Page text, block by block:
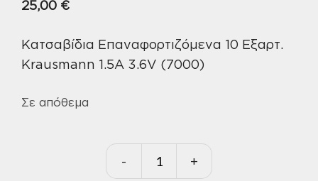
25,00 €
Κατσαβίδια Επαναφορτιζόμενα 10 Εξαρτ.
Krausmann 1.5A 3.6V (7000)
Σε απόθεμα
-
Κατσαβίδια
+